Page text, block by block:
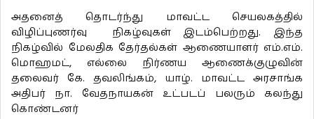
அதனைத் தொடர்ந்து மாவட்ட செயலகத்தில்
விழிப்புணர்வு நிகழ்வுகள் இடம்பெற்றது. இந்த
நிகழ்வில் மேலதிக தேர்தல்கள் ஆணையாளர் எம்.எம்.
மொஹமட், எல்லை நிர்ணய ஆணைக்குழுவின்
தலைவர் கே. தவலிங்கம், யாழ். மாவட்ட அரசாங்க
அதிபர் நா. வேதநாயகன் உட்படப் பலரும் கலந்து
கொண்டனர்